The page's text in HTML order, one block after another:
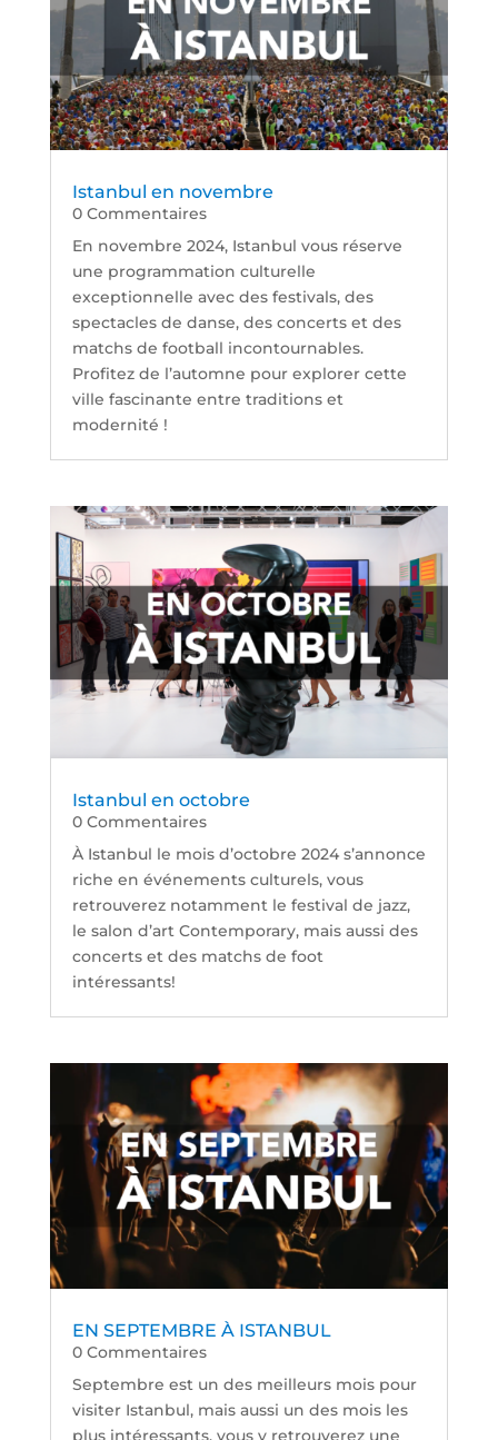
Istanbul en novembre
0 Commentaires
En novembre 2024, Istanbul vous réserve
une programmation culturelle
exceptionnelle avec des festivals, des
spectacles de danse, des concerts et des
matchs de football incontournables.
Profitez de l’automne pour explorer cette
ville fascinante entre traditions et
modernité !
Istanbul en octobre
0 Commentaires
À Istanbul le mois d’octobre 2024 s’annonce
riche en événements culturels, vous
retrouverez notamment le festival de jazz,
le salon d’art Contemporary, mais aussi des
concerts et des matchs de foot
intéressants!
EN SEPTEMBRE À ISTANBUL
0 Commentaires
Septembre est un des meilleurs mois pour
visiter Istanbul, mais aussi un des mois les
plus intéressants, vous y retrouverez une